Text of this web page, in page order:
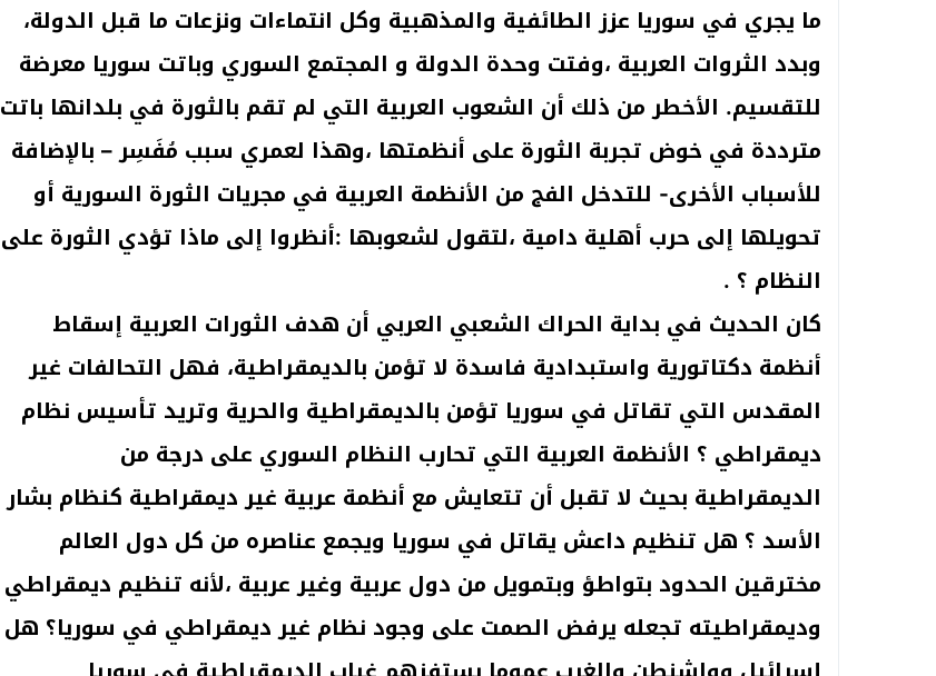
ما يجري في سوريا عزز الطائفية والمذهبية وكل انتماءات ونزعات ما قبل الدولة،
وبدد الثروات العربية ،وفتت وحدة الدولة و المجتمع السوري وباتت سوريا معرضة
للتقسيم. الأخطر من ذلك أن الشعوب العربية التي لم تقم بالثورة في بلدانها باتت
مترددة في خوض تجربة الثورة على أنظمتها ،وهذا لعمري سبب مُفَسِر – بالإضافة
للأسباب الأخرى- للتدخل الفج من الأنظمة العربية في مجريات الثورة السورية أو
تحويلها إلى حرب أهلية دامية ،لتقول لشعوبها :أنظروا إلى ماذا تؤدي الثورة على
النظام ؟ .
كان الحديث في بداية الحراك الشعبي العربي أن هدف الثورات العربية إسقاط
أنظمة دكتاتورية واستبدادية فاسدة لا تؤمن بالديمقراطية، فهل التحالفات غير
المقدس التي تقاتل في سوريا تؤمن بالديمقراطية والحرية وتريد تأسيس نظام
ديمقراطي ؟ الأنظمة العربية التي تحارب النظام السوري على درجة من
الديمقراطية بحيث لا تقبل أن تتعايش مع أنظمة عربية غير ديمقراطية كنظام بشار
الأسد ؟ هل تنظيم داعش يقاتل في سوريا ويجمع عناصره من كل دول العالم
مخترقين الحدود بتواطؤ وبتمويل من دول عربية وغير عربية ،لأنه تنظيم ديمقراطي
وديمقراطيته تجعله يرفض الصمت على وجود نظام غير ديمقراطي في سوريا؟ هل